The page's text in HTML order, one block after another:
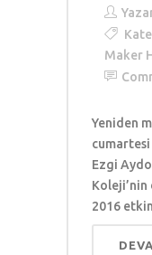
Maker
Yeniden
Ezgi
2016